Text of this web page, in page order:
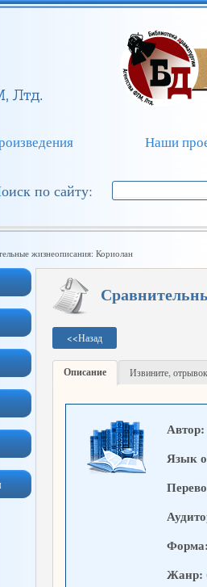
Наши
по сайту:
жизнеописания: Кориолан
<<Назад
Описание Извините,
Автор:
Язык
Жанр: